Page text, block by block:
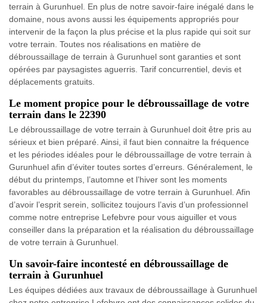
terrain à Gurunhuel. En plus de notre savoir-faire inégalé dans le
domaine, nous avons aussi les équipements appropriés pour
intervenir de la façon la plus précise et la plus rapide qui soit sur
votre terrain. Toutes nos réalisations en matière de
débroussaillage de terrain à Gurunhuel sont garanties et sont
opérées par paysagistes aguerris. Tarif concurrentiel, devis et
déplacements gratuits.
Le moment propice pour le débroussaillage de votre
terrain dans le 22390
Le débroussaillage de votre terrain à Gurunhuel doit être pris au
sérieux et bien préparé. Ainsi, il faut bien connaitre la fréquence
et les périodes idéales pour le débroussaillage de votre terrain à
Gurunhuel afin d’éviter toutes sortes d’erreurs. Généralement, le
début du printemps, l’automne et l’hiver sont les moments
favorables au débroussaillage de votre terrain à Gurunhuel. Afin
d’avoir l’esprit serein, sollicitez toujours l’avis d’un professionnel
comme notre entreprise Lefebvre pour vous aiguiller et vous
conseiller dans la préparation et la réalisation du débroussaillage
de votre terrain à Gurunhuel.
Un savoir-faire incontesté en débroussaillage de
terrain à Gurunhuel
Les équipes dédiées aux travaux de débroussaillage à Gurunhuel